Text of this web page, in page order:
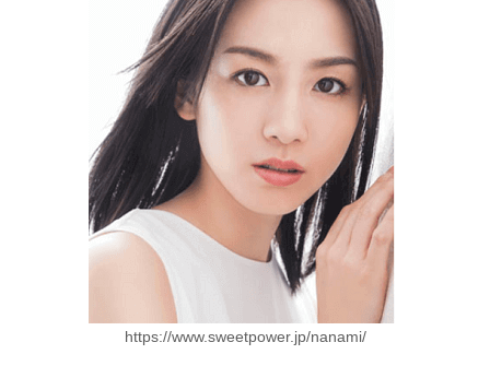
https://www.sweetpower.jp/nanami/